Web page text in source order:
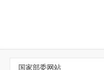
国家部委网站